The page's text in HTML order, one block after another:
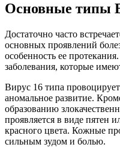
Основные типы
Достаточно часто
основных проявлений
особенность ее
заболевания, которые
Вирус 16 типа
аномальное развитие.
образованию
проявляется в виде пятен
красного цвета. Кожные
сильным зудом и болью.